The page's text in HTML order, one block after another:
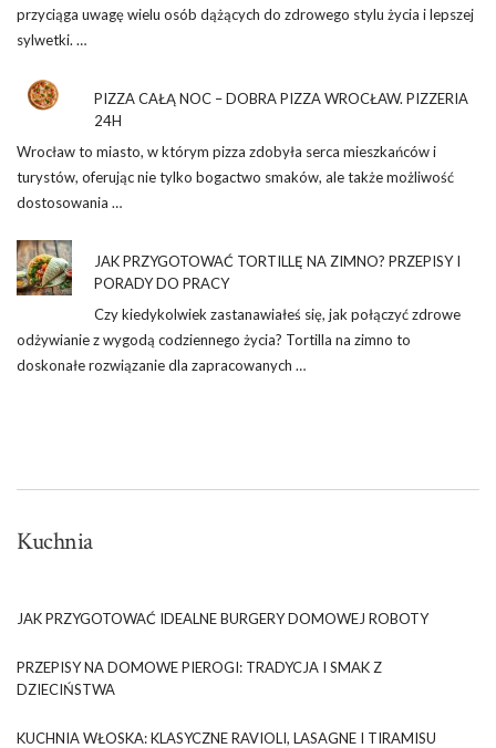
przyciąga uwagę wielu osób dążących do zdrowego stylu życia i lepszej
sylwetki. …
PIZZA CAŁĄ NOC – DOBRA PIZZA WROCŁAW. PIZZERIA
24H
Wrocław to miasto, w którym pizza zdobyła serca mieszkańców i
turystów, oferując nie tylko bogactwo smaków, ale także możliwość
dostosowania …
JAK PRZYGOTOWAĆ TORTILLĘ NA ZIMNO? PRZEPISY I
PORADY DO PRACY
Czy kiedykolwiek zastanawiałeś się, jak połączyć zdrowe
odżywianie z wygodą codziennego życia? Tortilla na zimno to
doskonałe rozwiązanie dla zapracowanych …
Kuchnia
JAK PRZYGOTOWAĆ IDEALNE BURGERY DOMOWEJ ROBOTY
PRZEPISY NA DOMOWE PIEROGI: TRADYCJA I SMAK Z
DZIECIŃSTWA
KUCHNIA WŁOSKA: KLASYCZNE RAVIOLI, LASAGNE I TIRAMISU